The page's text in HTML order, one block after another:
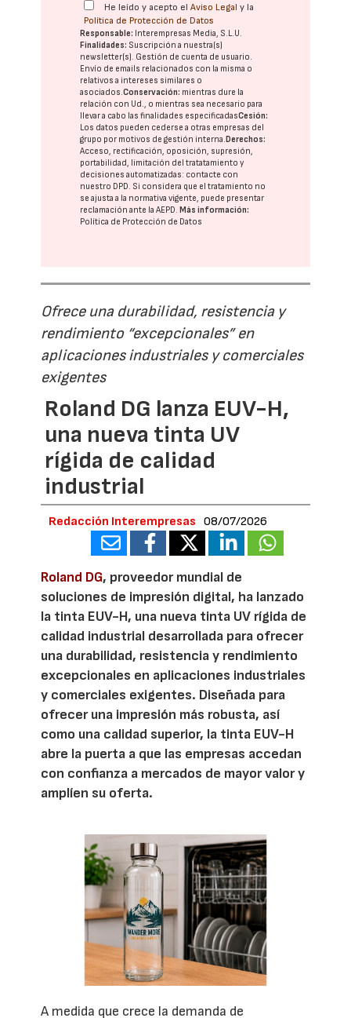
He leído y acepto elAviso Legal y la
Política de Protección de Datos
Responsable: Interempresas Media, S.L.U.
Finalidades: Suscripción a nuestra(s)
newsletter(s). Gestión de cuenta de usuario.
Envío de emails relacionados con la misma o
relativos a intereses similares o
asociados.Conservación: mientras dure la
relación con Ud., o mientras sea necesario para
llevar a cabo las finalidades especificadasCesión:
Los datos pueden cederse a otras empresas del
grupo por motivos de gestión interna.Derechos:
Acceso, rectificación, oposición, supresión,
portabilidad, limitación del tratatamiento y
decisiones automatizadas: contacte con
nuestro DPD. Si considera que el tratamiento no
se ajusta a la normativa vigente, puede presentar
reclamación ante laAEPD.Más información:
Política de Protección de Datos
Ofrece una durabilidad, resistencia y
rendimiento “excepcionales” en
aplicaciones industriales y comerciales
exigentes
Roland DG lanza EUV-H,
una nueva tinta UV
rígida de calidad
industrial
Redacción Interempresas 08/07/2026
Roland DG, proveedor mundial de
soluciones de impresión digital, ha lanzado
la tinta EUV-H, una nueva tinta UV rígida de
calidad industrial desarrollada para ofrecer
una durabilidad, resistencia y rendimiento
excepcionales en aplicaciones industriales
y comerciales exigentes. Diseñada para
ofrecer una impresión más robusta, así
como una calidad superior, la tinta EUV-H
abre la puerta a que las empresas accedan
con confianza a mercados de mayor valor y
amplíen su oferta.
A medida que crece la demanda de